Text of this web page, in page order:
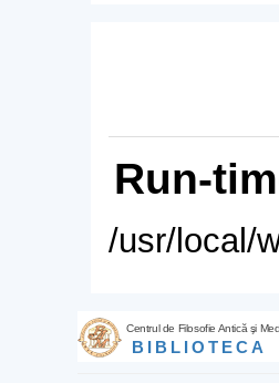
Run-
/usr/local/
Centrul de Filosofie Antică şi
BIBLIOTECA